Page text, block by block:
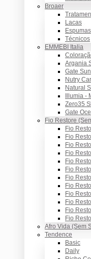
Broaer
Lacas
Espumas
Técnicos
EMMEBI Italia
Argania
Gate Sun
Nutry
Natural
Illumia -
Zero35
Gate
Fio Restore
Fio
Fio
Fio
Fio
Fio
Fio
Fio
Fio
Fio
Fio
Fio
Fio
Afro Vida (Sem
Tendence
Basic
Daily